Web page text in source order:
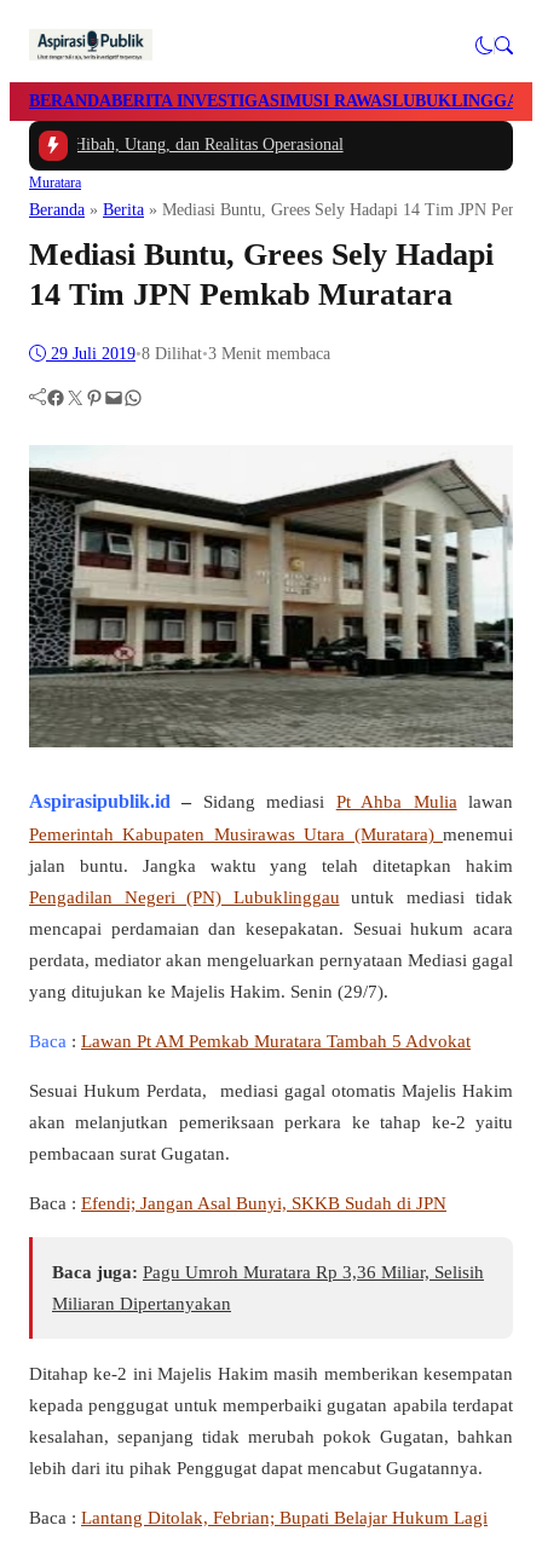
BERANDABERITA INVESTIGASIMUSI RAWASLUBUKLINGGAU
Hibah, Utang, dan Realitas Operasional
Muratara
Beranda » Berita » Mediasi Buntu, Grees Sely Hadapi 14 Tim JPN
Mediasi Buntu, Grees Sely Hadapi
14 Tim JPN Pemkab Muratara
29 Juli 2019•8 Dilihat•3 Menit membaca
Facebook Twitter Pinterest Mail WhatsApp
Aspirasipublik.id – Sidang mediasi Pt Ahba Mulia lawan
Pemerintah Kabupaten Musirawas Utara (Muratara) menemui
jalan buntu. Jangka waktu yang telah ditetapkan hakim
Pengadilan Negeri (PN) Lubuklinggau untuk mediasi tidak
mencapai perdamaian dan kesepakatan. Sesuai hukum acara
perdata, mediator akan mengeluarkan pernyataan Mediasi gagal
yang ditujukan ke Majelis Hakim. Senin (29/7).
Baca : Lawan Pt AM Pemkab Muratara Tambah 5 Advokat
Sesuai Hukum Perdata, mediasi gagal otomatis Majelis Hakim
akan melanjutkan pemeriksaan perkara ke tahap ke-2 yaitu
pembacaan surat Gugatan.
Baca : Efendi; Jangan Asal Bunyi, SKKB Sudah di JPN
Baca juga: Pagu Umroh Muratara Rp 3,36 Miliar, Selisih
Miliaran Dipertanyakan
Ditahap ke-2 ini Majelis Hakim masih memberikan kesempatan
kepada penggugat untuk memperbaiki gugatan apabila terdapat
kesalahan, sepanjang tidak merubah pokok Gugatan, bahkan
lebih dari itu pihak Penggugat dapat mencabut Gugatannya.
Baca : Lantang Ditolak, Febrian; Bupati Belajar Hukum Lagi